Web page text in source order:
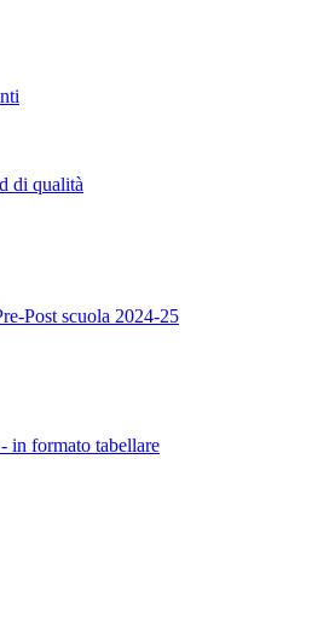
di qualità
Post scuola 2024-25
in formato tabellare